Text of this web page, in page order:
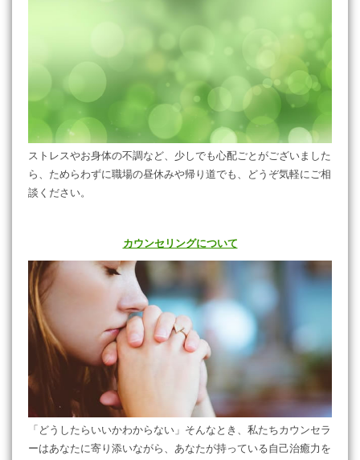
この加算は、近年の光熱費や医療材料費等の物価上昇に対応し、
地域医療の提供体制を維持するために設けられたものです。
ご来院（ご利用）の皆さまにはご理解とご協力をお願いいたしま
算定開始日：令和8年6月1日
2026年6月1日
7月の休診日
休診とさせていただきます。
ご不便をお掛けしますがよろしくお願いいたします。
ストレスやお身体の不調など、少しでも心配ごとがございました
ら、ためらわずに職場の昼休みや帰り道でも、どうぞ気軽にご相
談ください。
カウンセリングについて
「どうしたらいいかわからない」そんなとき、私たちカウンセラ
ーはあなたに寄り添いながら、あなたが持っている自己治癒力を